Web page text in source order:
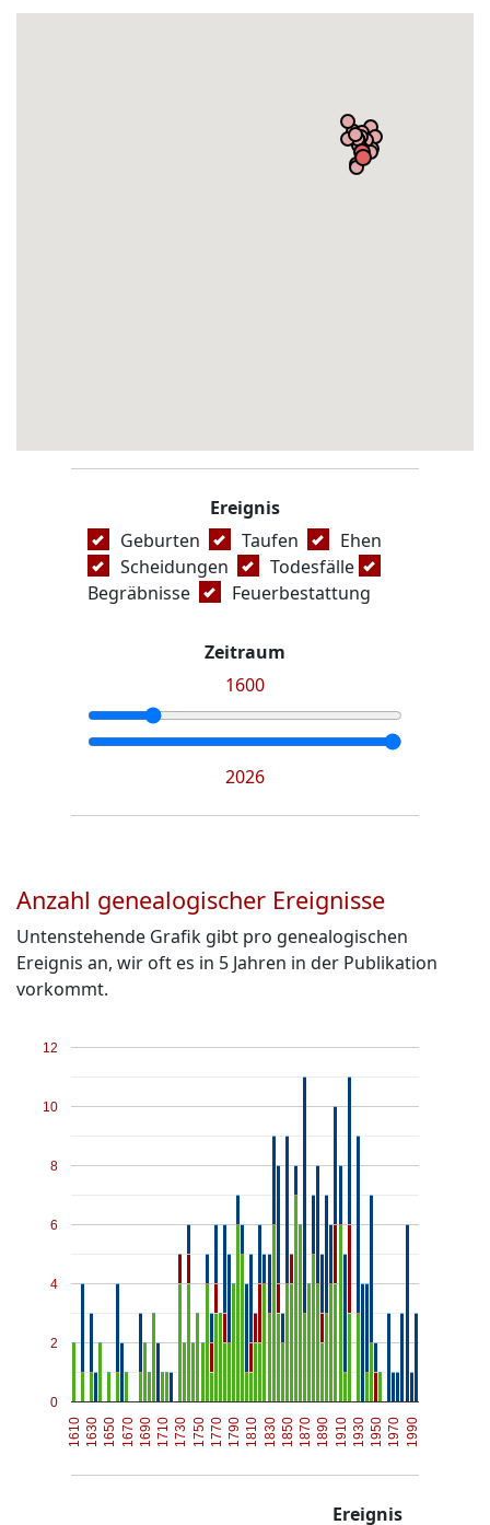
Ereignis
Geburten
Taufen
Ehen
Scheidungen
Todesfälle
Begräbnisse
Feuerbestattung
Zeitraum
1600
2026
Anzahl genealogischer Ereignisse
Untenstehende Grafik gibt pro genealogischen
Ereignis an, wir oft es in 5 Jahren in der Publikation
vorkommt.
1610 1630 1650 1670 1690 1710 1730 1750 1770 1790 1810 1830 1850 1870 1890 1910 1930 1950 1970 1990
0
2
4
6
8
10
12
Ereignis